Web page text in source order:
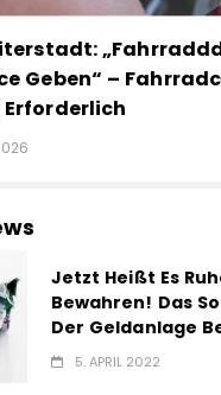
Geben“ –
Jetzt Heißt Es
Bewahren! Das
Der Geldanlage
5. APRIL 2022